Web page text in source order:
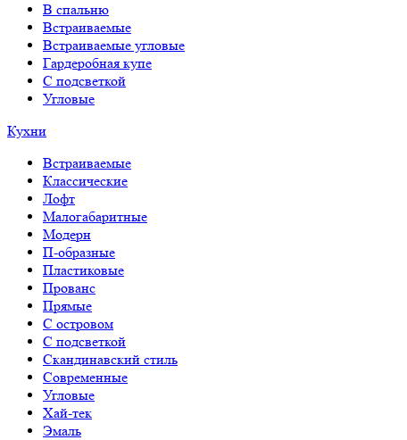
В спальню
Встраиваемые
Встраиваемые угловые
Гардеробная купе
С подсветкой
Угловые
Кухни
Встраиваемые
Классические
Лофт
Малогабаритные
Модерн
П-образные
Пластиковые
Прованс
Прямые
С островом
С подсветкой
Скандинавский стиль
Современные
Угловые
Хай-тек
Эмаль